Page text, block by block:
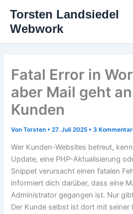
Inhalt
springen
Torsten Landsiedel
Webwork
Fatal Error in
aber Mail geht
Kunden
VonTorsten •27. Juli 2025 •3
Wer Kunden-Websites betreut,
Update, eine PHP-Aktualisierung
Snippet verursacht einen fatalen
informiert dich darüber, dass eine
Administrator gegangen ist. Nur
Der Kunde selbst ist dort mit seiner